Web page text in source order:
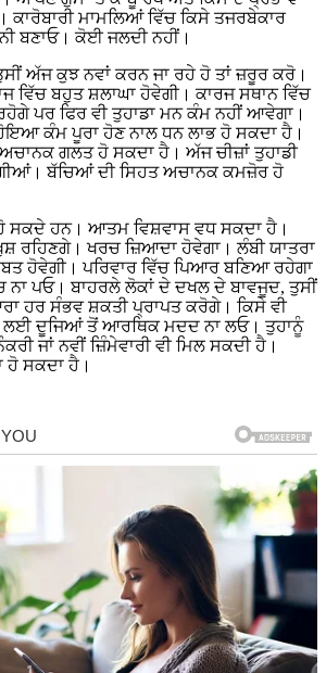
ਮਾਮਲਿਆਂ ਵਿੱਚ ਕਿਸੇ ਤਜਰਬੇਕਾਰ
ਬਣਾਓ। ਕੋਈ ਜਲਦੀ ਨਹੀਂ।
ਅੱਜ ਕੁਝ ਨਵਾਂ ਕਰਨ ਜਾ ਰਹੇ ਹੋ ਤਾਂ ਜ਼ਰੂਰ ਕਰੋ।
ਵਿੱਚ ਬਹੁਤ ਸ਼ਲਾਘਾ ਹੋਵੇਗੀ। ਕਾਰਜ ਸਥਾਨ ਵਿੱਚ
ਪਰ ਫਿਰ ਵੀ ਤੁਹਾਡਾ ਮਨ ਕੰਮ ਨਹੀਂ ਆਵੇਗਾ।
ਕੰਮ ਪੂਰਾ ਹੋਣ ਨਾਲ ਧਨ ਲਾਭ ਹੋ ਸਕਦਾ ਹੈ।
ਅਚਾਨਕ ਗਲਤ ਹੋ ਸਕਦਾ ਹੈ। ਅੱਜ ਚੀਜ਼ਾਂ ਤੁਹਾਡੀ
ਬੱਚਿਆਂ ਦੀ ਸਿਹਤ ਅਚਾਨਕ ਕਮਜ਼ੋਰ ਹੋ
ਸਕਦੇ ਹਨ। ਆਤਮ ਵਿਸ਼ਵਾਸ ਵਧ ਸਕਦਾ ਹੈ।
ਰਹਿਣਗੇ। ਖਰਚ ਜ਼ਿਆਦਾ ਹੋਵੇਗਾ। ਲੰਬੀ ਯਾਤਰਾ
ਹੋਵੇਗੀ। ਪਰਿਵਾਰ ਵਿੱਚ ਪਿਆਰ ਬਣਿਆ ਰਹੇਗਾ
ਪਓ। ਬਾਹਰਲੇ ਲੋਕਾਂ ਦੇ ਦਖਲ ਦੇ ਬਾਵਜੂਦ, ਤੁਸੀਂ
ਹਰ ਸੰਭਵ ਸ਼ਕਤੀ ਪ੍ਰਾਪਤ ਕਰੋਗੇ। ਕਿਸੇ ਵੀ
ਲਈ ਦੂਜਿਆਂ ਤੋਂ ਆਰਥਿਕ ਮਦਦ ਨਾ ਲਓ। ਤੁਹਾਨੂੰ
ਜਾਂ ਨਵੀਂ ਜ਼ਿੰਮੇਵਾਰੀ ਵੀ ਮਿਲ ਸਕਦੀ ਹੈ।
ਸਕਦਾ ਹੈ।